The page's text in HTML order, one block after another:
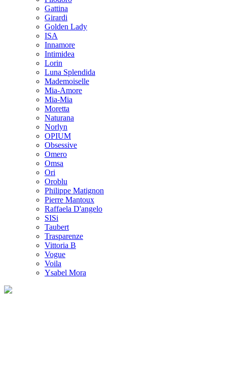
Gattina
Girardi
Golden Lady
ISA
Innamore
Intimidea
Lorin
Luna Splendida
Mademoiselle
Mia-Amore
Mia-Mia
Moretta
Naturana
Norlyn
OPIUM
Obsessive
Omero
Omsa
Ori
Oroblu
Philippe Matignon
Pierre Mantoux
Raffaela D'angelo
SISi
Taubert
Trasparenze
Vittoria B
Vogue
Voila
Ysabel Mora